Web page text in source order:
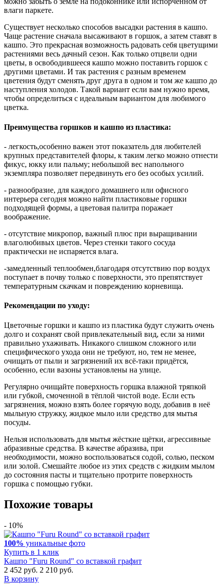
влаги паркете.
Существует несколько способов высадки растения в кашпо.
Чаще растение сначала высаживают в горшок, а затем ставят в
кашпо. Это прекрасная возможность радовать себя цветущими
растениями весь дачный сезон. Как только отцвели одни
цветы, в освободившееся кашпо можно поставить горшок с
другими цветами. И так растения с разным временем
цветения будут сменять друг друга в одном и том же кашпо до
наступления холодов. Такой вариант если вам нужно время,
чтобы определиться с идеальным вариантом для любимого
цветка.
Преимущества горшков и кашпо из пластика:
- легкость,особенно важен этот показатель для любителей
крупных представителей флоры, к таким легко можно отнести
фикус, юкку или пальму; небольшой вес напольного
экземпляра позволяет передвинуть его без особых усилий.
- разнообразие, для каждого домашнего или офисного
интерьера сегодня можно найти пластиковые горшки
подходящей формы, а цветовая палитра поражает
воображение.
- отсутствие микропор, важный плюс при выращивании
влаголюбивых цветов. Через стенки такого сосуда
практически не испаряется влага.
-замедленный теплообмен,благодаря отсутствию пор воздух
поступает в почву только с поверхности, это препятствует
температурным скачкам и повреждению корневища.
Рекомендации по уходу:
Цветочные горшки и кашпо из пластика будут служить очень
долго и сохранят свой привлекательный вид, если за ними
правильно ухаживать. Никакого слишком сложного или
специфического ухода они не требуют, но, тем не менее,
очищать от пыли и загрязнений их всё-таки придётся,
особенно, если вазоны установлены на улице.
Регулярно очищайте поверхность горшка влажной тряпкой
или губкой, смоченной в тёплой чистой воде. Если есть
загрязнения, можно взять более горячую воду, добавив в неё
мыльную стружку, жидкое мыло или средство для мытья
посуды.
Нельзя использовать для мытья жёсткие щётки, агрессивные
абразивные средства. В качестве абразива, при
необходимости, можно воспользоваться содой, солью, песком
или золой. Смешайте любое из этих средств с жидким мылом
до состояния пасты и тщательно протрите поверхность
горшка с помощью губки.
Похожие товары
- 10%
100% уникальные фото
Купить в 1 клик
Кашпо "Furu Round" со вставкой графит
2 452 руб. 2 210 руб.
В корзину